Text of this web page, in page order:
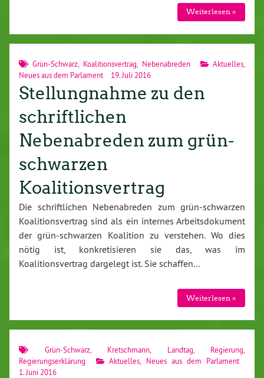
Weiterlesen »
Grün-Schwarz Koalitionsvertrag Nebenabreden Aktuelles
Neues aus dem Parlament
19. Juli 2016
Stellungnahme zu den
schriftlichen
Nebenabreden zum grün-
schwarzen
Koalitionsvertrag
Die schriftlichen Nebenabreden zum grün-schwarzen
Koalitionsvertrag sind als ein internes Arbeitsdokument
der grün-schwarzen Koalition zu verstehen. Wo dies
nötig ist, konkretisieren sie das, was im
Koalitionsvertrag dargelegt ist. Sie schaffen…
Weiterlesen »
Grün-Schwarz, Kretschmann Landtag Regierung
Regierungserklärung
Aktuelles
Neues aus dem Parlament
1. Juni 2016